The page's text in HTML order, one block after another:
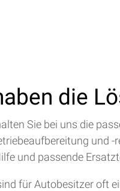
die
Sie bei uns die
und
und passende
für Autobesitzer oft